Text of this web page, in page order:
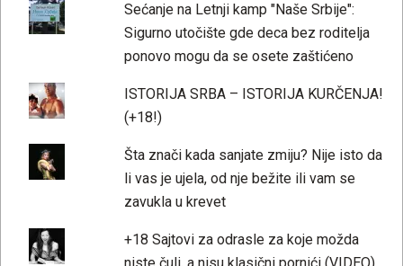
Sećanje na Letnji kamp "Naše Srbije":
Sigurno utočište gde deca bez roditelja
ponovo mogu da se osete zaštićeno
ISTORIJA SRBA – ISTORIJA KURČENJA!
(+18!)
Šta znači kada sanjate zmiju? Nije isto da
li vas je ujela, od nje bežite ili vam se
zavukla u krevet
+18 Sajtovi za odrasle za koje možda